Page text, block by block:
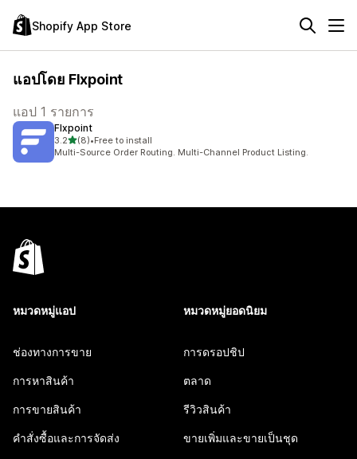
Shopify App Store
แอปโดย Flxpoint
แอป 1 รายการ
Flxpoint
3.2เต็ม 5 ดาว
(8)
ทั้งหมด 8 รีวิว
•Free to install
Multi-Source Order Routing. Multi-Channel Product Listing.
หมวดหมู่แอป
ช่องทางการขาย
การหาสินค้า
การขายสินค้า
คำสั่งซื้อและการจัดส่ง
หมวดหมู่ยอดนิยม
การดรอปชิป
ตลาด
รีวิวสินค้า
ขายเพิ่มและขายเป็นชุด